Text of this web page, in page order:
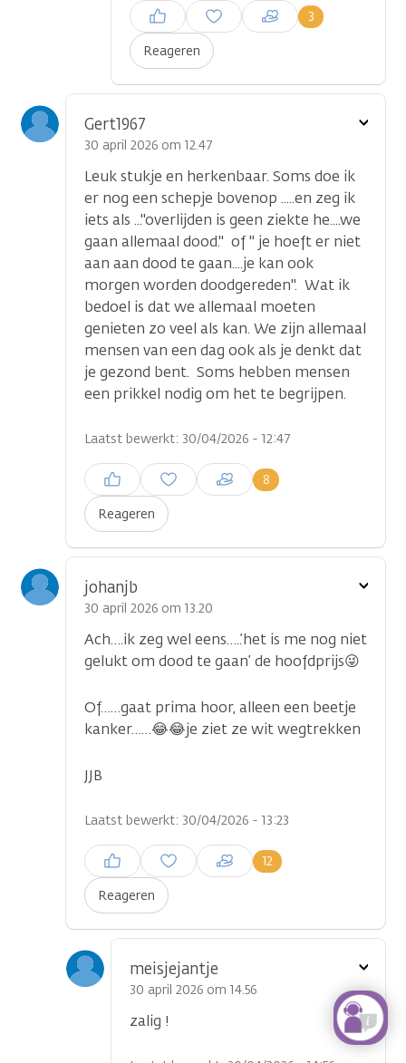
Reageren
3
Inloggen om een reactie te
plaatsen
Gert1967
30 april 2026 om 12.47
Leuk stukje en herkenbaar. Soms doe ik
er nog een schepje bovenop .....en zeg ik
iets als ..."overlijden is geen ziekte he....we
gaan allemaal dood." of " je hoeft er niet
aan aan dood te gaan....je kan ook
morgen worden doodgereden". Wat ik
bedoel is dat we allemaal moeten
genieten zo veel als kan. We zijn allemaal
mensen van een dag ook als je denkt dat
je gezond bent. Soms hebben mensen
een prikkel nodig om het te begrijpen.
Laatst bewerkt: 30/04/2026 - 12:47
Reageren
8
Inloggen om een reactie te
plaatsen
Toon
johanjb
30 april 2026 om 13.20
Ach….ik zeg wel eens…..’het is me nog niet
gelukt om dood te gaan’ de hoofdprijs😜
Of……gaat prima hoor, alleen een beetje
kanker……😂😂je ziet ze wit wegtrekken
JJB
Laatst bewerkt: 30/04/2026 - 13:23
Reageren
12
Inloggen om een reactie te
plaatsen
Toon
meisjejantje
30 april 2026 om 14.56
zalig !
Toon